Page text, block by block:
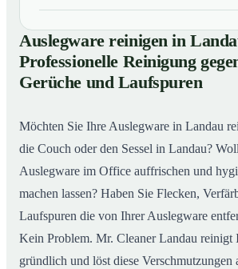
01 Auslegware reinigen in Landau:
Reinigung gegen Flecken, Gerüche und
02 So wird Auslegware in Landau
Auslegware reinigen in
Professionelle Reinigung
Gerüche und Laufspuren
Möchten Sie Ihre Auslegware in Landau
die Couch oder den Sessel in Landau?
Auslegware im Office auffrischen und
machen lassen? Haben Sie Flecken,
Laufspuren die von Ihrer Auslegware
Kein Problem. Mr. Cleaner Landau reinigt
gründlich und löst diese Verschmutzungen